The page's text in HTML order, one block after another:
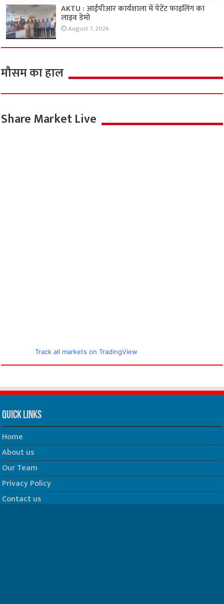
AKTU : आईपीआर कार्यशाला में पेटेंट फाइलिंग का
लाइव डेमो
August 7, 2026
मौसम का हाल
Share Market Live
Track all markets on TradingView
Quick Links
Home
About us
Our Team
Privacy Policy
Contact us